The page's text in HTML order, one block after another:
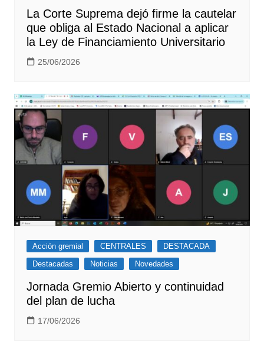
La Corte Suprema dejó firme la cautelar
que obliga al Estado Nacional a aplicar
la Ley de Financiamiento Universitario
25/06/2026
Acción gremial CENTRALES
DESTACADA
Destacadas
Noticias Novedades
Jornada Gremio Abierto y continuidad
del plan de lucha
17/06/2026